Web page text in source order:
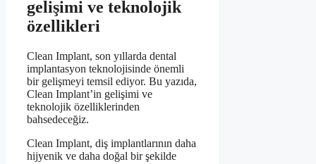
gelişimi ve teknolojik
özellikleri
Clean Implant, son yıllarda dental
implantasyon teknolojisinde önemli
bir gelişmeyi temsil ediyor. Bu yazıda,
Clean Implant’in gelişimi ve
teknolojik özelliklerinden
bahsedeceğiz.
Clean Implant, diş implantlarının daha
hijyenik ve daha doğal bir şekilde